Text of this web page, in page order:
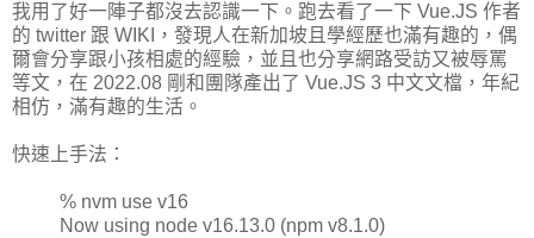
我用了好一陣子都沒去認識一下。跑去看了一下 Vue.JS 作者
的 twitter 跟 WIKI，發現人在新加坡且學經歷也滿有趣的，偶
爾會分享跟小孩相處的經驗，並且也分享網路受訪又被辱罵
等文，在 2022.08 剛和團隊產出了 Vue.JS 3 中文文檔，年紀
相仿，滿有趣的生活。
快速上手法：
% nvm use v16
Now using node v16.13.0 (npm v8.1.0)